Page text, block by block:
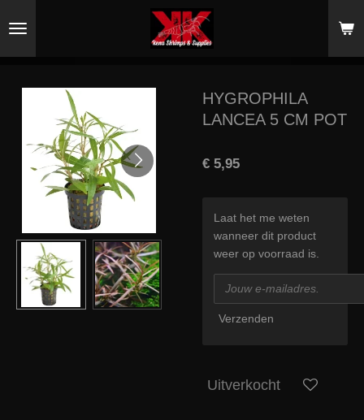
direct
hoofdinhoud
HYGROPHILA
LANCEA 5 CM POT
€ 5,95
Laat het me weten
wanneer dit product
weer op voorraad is.
Verzenden
Uitverkocht